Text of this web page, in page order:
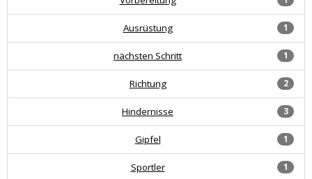
1
Ausrüstung
1
nächsten Schritt
2
Richtung
3
Hindernisse
1
Gipfel
1
Sportler